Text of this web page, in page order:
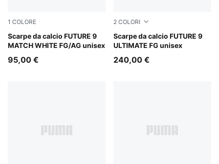
1 COLORE
Scarpe da calcio FUTURE 9
MATCH WHITE FG/AG unisex
PUMA White-Luminous Blue-Luminous Pink
95,00 €
2 COLORI
Scarpe da calcio FUTURE 9
ULTIMATE FG unisex
PUMA Black-Intense Mint-
240,00 €